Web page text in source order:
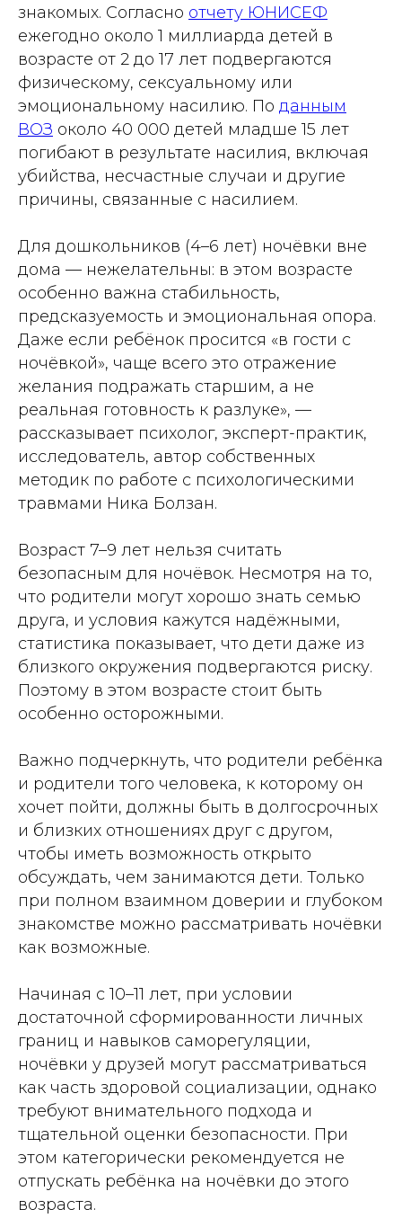
знакомых. Согласно отчету ЮНИСЕФ
ежегодно около 1 миллиарда детей в
возрасте от 2 до 17 лет подвергаются
физическому, сексуальному или
эмоциональному насилию. По данным
ВОЗ около 40 000 детей младше 15 лет
погибают в результате насилия, включая
убийства, несчастные случаи и другие
причины, связанные с насилием.
Для дошкольников (4–6 лет) ночёвки вне
дома — нежелательны: в этом возрасте
особенно важна стабильность,
предсказуемость и эмоциональная опора.
Даже если ребёнок просится «в гости с
ночёвкой», чаще всего это отражение
желания подражать старшим, а не
реальная готовность к разлуке», —
рассказывает психолог, эксперт-практик,
исследователь, автор собственных
методик по работе с психологическими
травмами Ника Болзан.
Возраст 7–9 лет нельзя считать
безопасным для ночёвок. Несмотря на то,
что родители могут хорошо знать семью
друга, и условия кажутся надёжными,
статистика показывает, что дети даже из
близкого окружения подвергаются риску.
Поэтому в этом возрасте стоит быть
особенно осторожными.
Важно подчеркнуть, что родители ребёнка
и родители того человека, к которому он
хочет пойти, должны быть в долгосрочных
и близких отношениях друг с другом,
чтобы иметь возможность открыто
обсуждать, чем занимаются дети. Только
при полном взаимном доверии и глубоком
знакомстве можно рассматривать ночёвки
как возможные.
Начиная с 10–11 лет, при условии
достаточной сформированности личных
границ и навыков саморегуляции,
ночёвки у друзей могут рассматриваться
как часть здоровой социализации, однако
требуют внимательного подхода и
тщательной оценки безопасности. При
этом категорически рекомендуется не
отпускать ребёнка на ночёвки до этого
возраста.